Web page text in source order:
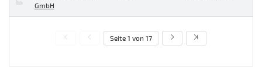
GmbH
Seite 1 von 17